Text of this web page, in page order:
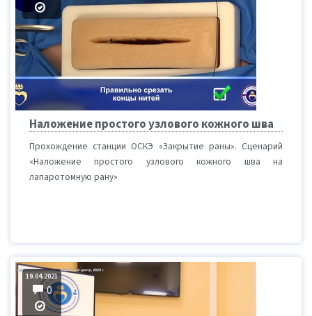
Наложение простого узлового кожного шва
Прохождение станции ОСКЭ «Закрытие раны». Сценарий
«Наложение простого узлового кожного шва на
лапаротомную рану»
19.04.2021
0